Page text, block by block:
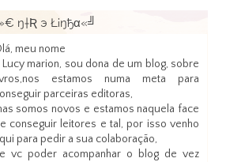
ŋ†Ʀ э Ł¡ŋђα«╝
meu nome
Lucy marion, sou dona de um blog, sobre
estamos numa meta para
parceiras editoras,
somos novos e estamos naquela face
conseguir leitores e tal, por isso venho
para pedir a sua colaboração,
vc poder acompanhar o blog de vez